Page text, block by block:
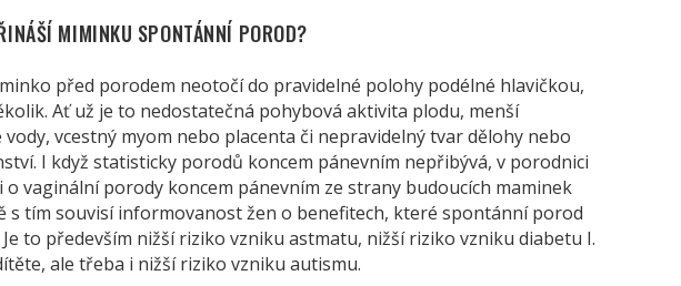
MIMINKU SPONTÁNNÍ POROD?
před porodem neotočí do pravidelné polohy podélné hlavičkou,
Ať už je to nedostatečná pohybová aktivita plodu, menší
vcestný myom nebo placenta či nepravidelný tvar dělohy nebo
I když statisticky porodů koncem pánevním nepřibývá, v porodnici
o vaginální porody koncem pánevním ze strany budoucích maminek
s tím souvisí informovanost žen o benefitech, které spontánní porod
to především nižší riziko vzniku astmatu, nižší riziko vzniku diabetu I.
ale třeba i nižší riziko vzniku autismu.